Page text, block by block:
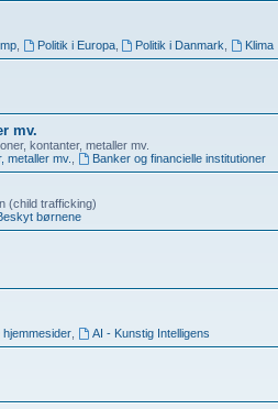
, Politik i Europa, Politik i Danmark Klima
mv.
kontanter, metaller mv.
metaller mv. Banker og financielle institutioner
(child trafficking)
børnene
hjemmesider, AI - Kunstig Intelligens